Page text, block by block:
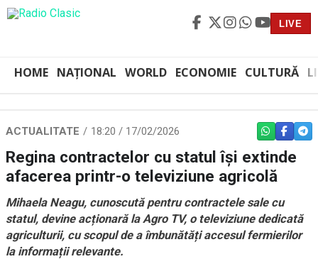
LIVE
HOME NAȚIONAL WORLD ECONOMIE CULTURĂ
ACTUALITATE 18:20 / 17/02/2026 WHATSAPP
Regina contractelor cu statul își extinde
afacerea printr-o televiziune agricolă
Mihaela Neagu, cunoscută pentru contractele sale cu
statul, devine acționară la Agro TV, o televiziune dedicată
agriculturii, cu scopul de a îmbunătăți accesul fermierilor
la informații relevante.